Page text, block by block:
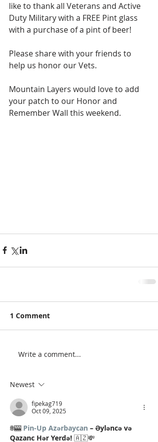
like to thank all Veterans and Active
Duty Military with a FREE Pint glass
with a purchase of a pint of beer!
Please share with your friends to
help us honor our Vets.
Mountain Layers would love to add
your patch to our Honor and
Remember Wall this weekend.
1 Comment
Write a comment...
Newest
fipekag719
Oct 09, 2025
🌐🎰 Pin-Up Azərbaycan – Əyləncə və
Qazanc Hər Yerdə! 🇦🇿💸